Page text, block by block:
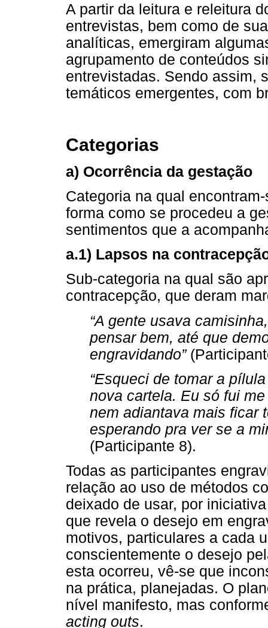
A partir da leitura e releitura
entrevistas, bem como de
analíticas, emergiram
agrupamento de conteúdos
entrevistadas. Sendo assim,
temáticos emergentes, com
Categorias
a) Ocorrência da gestação
Categoria na qual
forma como se procedeu a
sentimentos que a
a.1) Lapsos na
Sub-categoria na qual são
contracepção, que deram
“A gente usava
pensar bem, até que
engravidando”
“Esqueci de tomar a
nova cartela. Eu só fui
nem adiantava mais ficar
esperando pra ver se a
(Participante 8).
Todas as participantes
relação ao uso de métodos
deixado de usar, por
que revela o desejo em
motivos, particulares a cada
conscientemente o desejo
esta ocorreu, vê-se que
na prática, planejadas. O
nível manifesto, mas
acting outs.